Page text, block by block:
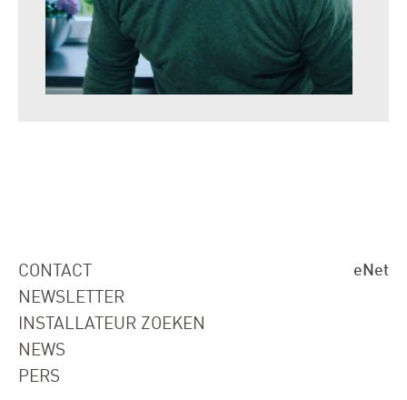
CONTACT
NEWSLETTER
INSTALLATEUR ZOEKEN
NEWS
PERS
eNet